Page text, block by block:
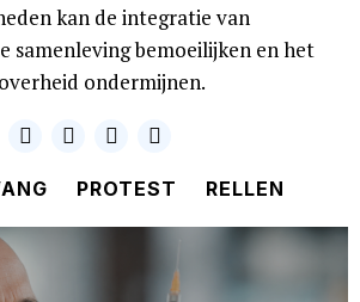
kan de integratie van
samenleving bemoeilijken en het
ondermijnen.
PROTEST RELLEN